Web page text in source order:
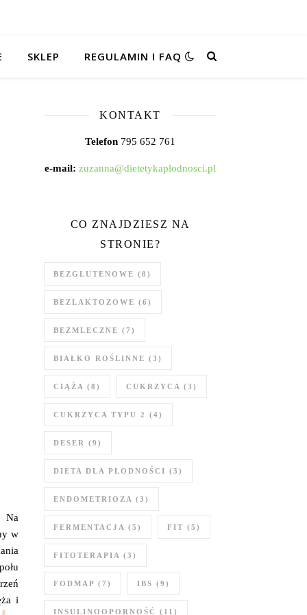
SKLEP REGULAMIN I FAQ
Na
w
i
KONTAKT
Telefon 795 652 761
e-mail: zuzanna@dietetykaplodnosci.pl
CO ZNAJDZIESZ NA
STRONIE?
BEZGLUTENOWE (8)
BEZLAKTOZOWE (6)
BEZMLECZNE (7)
BIAŁKO ROŚLINNE (3)
CIĄŻA (8) CUKRZYCA (3)
CUKRZYCA TYPU 2 (4)
DESER (9)
DIETA DLA PŁODNOŚCI (3)
ENDOMETRIOZA (3)
FERMENTACJA (5) FIT (5)
FITOTERAPIA (3)
FODMAP (7) IBS (9)
INSULINOOPORNOŚĆ (11)